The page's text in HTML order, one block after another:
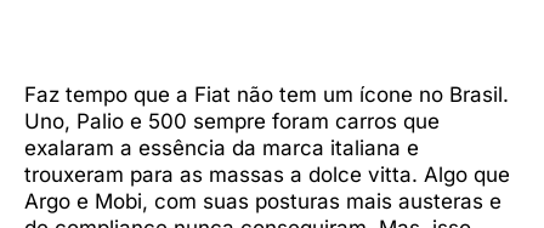
Faz tempo que a Fiat não tem um ícone no Brasil.
Uno, Palio e 500 sempre foram carros que
exalaram a essência da marca italiana e
trouxeram para as massas a dolce vitta. Algo que
Argo e Mobi, com suas posturas mais austeras e